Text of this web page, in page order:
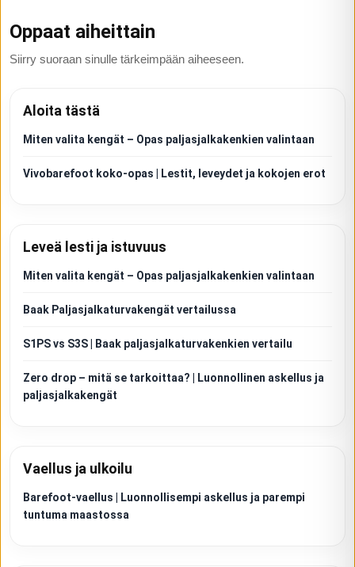
Oppaat aiheittain
Siirry suoraan sinulle tärkeimpään aiheeseen.
Aloita tästä
Miten valita kengät – Opas paljasjalkakenkien valintaan
Vivobarefoot koko-opas | Lestit, leveydet ja kokojen erot
Leveä lesti ja istuvuus
Miten valita kengät – Opas paljasjalkakenkien valintaan
Baak Paljasjalkaturvakengät vertailussa
S1PS vs S3S | Baak paljasjalkaturvakenkien vertailu
Zero drop – mitä se tarkoittaa? | Luonnollinen askellus ja
paljasjalkakengät
Vaellus ja ulkoilu
Barefoot-vaellus | Luonnollisempi askellus ja parempi
tuntuma maastossa